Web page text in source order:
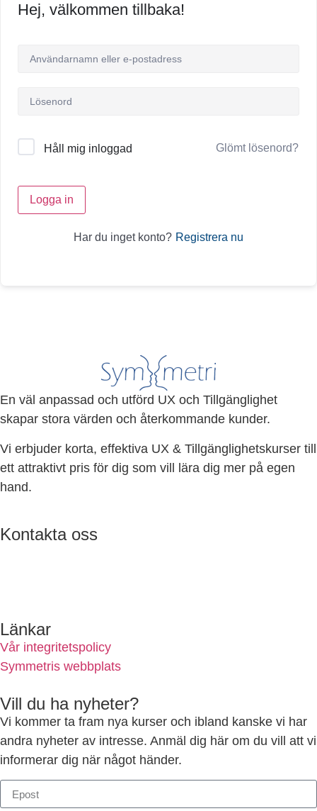
Hej, välkommen tillbaka!
Håll mig inloggad Glömt lösenord?
Logga in
Har du inget konto? Registrera nu
En väl anpassad och utförd UX och Tillgänglighet
skapar stora värden och återkommande kunder.
Vi erbjuder korta, effektiva UX & Tillgänglighetskurser till
ett attraktivt pris för dig som vill lära dig mer på egen
hand.
Kontakta oss
Länkar
Vår integritetspolicy
Symmetris webbplats
Vill du ha nyheter?
Vi kommer ta fram nya kurser och ibland kanske vi har
andra nyheter av intresse. Anmäl dig här om du vill att vi
informerar dig när något händer.